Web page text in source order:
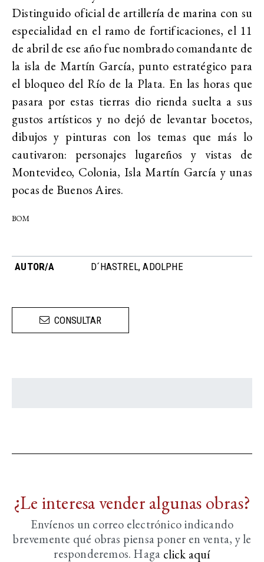
Distinguido oficial de artillería de marina con su
especialidad en el ramo de fortificaciones, el 11
de abril de ese año fue nombrado comandante de
la isla de Martín García, punto estratégico para
el bloqueo del Río de la Plata. En las horas que
pasara por estas tierras dio rienda suelta a sus
gustos artísticos y no dejó de levantar bocetos,
dibujos y pinturas con los temas que más lo
cautivaron: personajes lugareños y vistas de
Montevideo, Colonia, Isla Martín García y unas
pocas de Buenos Aires.
BOM
AUTOR/A D´HASTREL, ADOLPHE
CONSULTAR
¿Le interesa vender algunas obras?
Envíenos un correo electrónico indicando
brevemente qué obras piensa poner en venta, y le
responderemos. Haga click aquí­